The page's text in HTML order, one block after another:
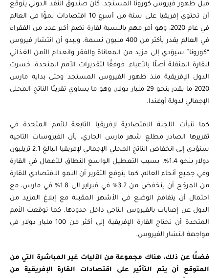
قبل ظهور فيروس كورونا المستجد، كان صندوق النقد الدولي يتوقع
أن تحتوي إفريقيا على ستة من أسرع 10 اقتصادات نموًّا في العالم
في عام 2020، وهو أمر مهم بالنسبة لقارة تضم أكبر عدد من الفقراء
في العالم يقدر بأكثر من 400 مليون نسمة. ويبدو أن انتشار فيروس
“كورونا” سيؤدي إلى مزيد من المعاناة والفقر وانعدام الأمن الغذائي
للقارة المثقلة أصلًا بالأعباء. فوفقًا لتقديرات الأمم المتحدة، خسرت
الدول الإفريقية منذ ظهور الفيروس المستجد وحتى بداية مارس
2020 ما يقدر بنحو 29 مليار دولار، وهو ما يساوي تقريبًا الناتج المحلي
الإجمالي لدولة أوغندا.
كما تنبأت اللجنة الاقتصادية لإفريقيا التابعة للأمم المتحدة في
تقريرها الصادر مطلع شهر مارس الجاري، بأن الفيروسات التاجية
ستؤدي إلى انخفاض الناتج المحلي الإجمالي لإفريقيا البالغ 2.1 تريليون
دولار بنحو 1.4%، بسبب التعطيل الواسع النطاق للأعمال في القارة
وفي جميع أنحاء العالم، كما يتوقع التقرير أن النمو الاقتصادي للقارة
من المرجّح أن ينخفض ​​من 3.2% في فبراير إلى 1.8% في مارس، مع
احتمال أن يتفاقم الوضع في الأشهر المقبلة مع إبلاغ المزيد من
الدول عن إصابات بالفيروس التاجي داخل حدودها. كما توقعت الأمم
المتحدة أن تحتاج القارة الإفريقية إلى أكثر من 100 مليار دولار في
مواجهة انتشار الفيروس.
فضلًا عن ذلك، هناك مجموعة من الآليات غير المباشرة التي من
المتوقع أن يتم التأثير على اقتصادات القارة الإفريقية من